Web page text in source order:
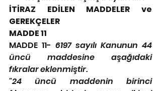
İTİRAZ EDİLEN MADDELER ve
GEREKÇELER
MADDE 11
MADDE 11- 6197 sayılı Kanunun 44
üncü maddesine aşağıdaki
fıkralar eklenmiştir.
"24 üncü maddenin birinci